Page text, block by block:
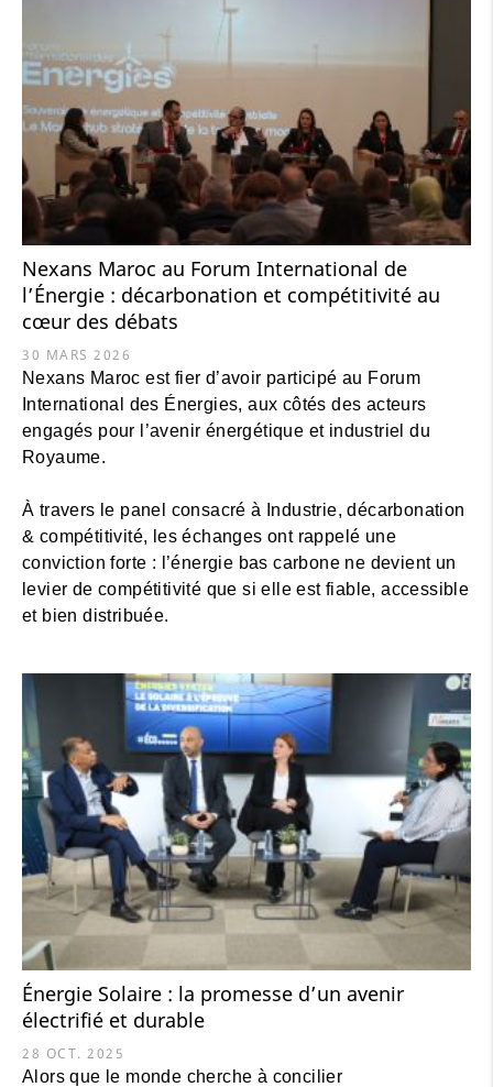
Nexans Maroc au Forum International de
l’Énergie : décarbonation et compétitivité au
cœur des débats
30 MARS 2026
Nexans Maroc est fier d’avoir participé au Forum
International des Énergies, aux côtés des acteurs
engagés pour l’avenir énergétique et industriel du
Royaume.
À travers le panel consacré à Industrie, décarbonation
& compétitivité, les échanges ont rappelé une
conviction forte : l’énergie bas carbone ne devient un
levier de compétitivité que si elle est fiable, accessible
et bien distribuée.
Énergie Solaire : la promesse d’un avenir
électrifié et durable
28 OCT. 2025
Alors que le monde cherche à concilier